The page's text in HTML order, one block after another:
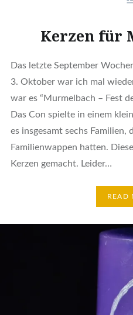
Kerzen für
Das letzte September
3. Oktober war ich mal
war es “Murmelbach – Fest
Das Con spielte in einem
es insgesamt sechs Familien,
Familienwappen hatten.
Kerzen gemacht. Leider…
READ